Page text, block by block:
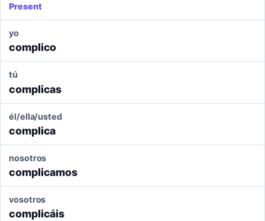
Present
yo
complico
tú
complicas
él/ella/usted
complica
nosotros
complicamos
vosotros
complicáis